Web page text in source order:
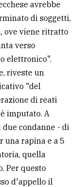
avrebbe
di soggetti,
ove viene ritratto
verso
elettronico".
riveste un
"del
di reati
imputato. A
condanne - di
una rapina e a 5
quella
Per questo
d'appello il